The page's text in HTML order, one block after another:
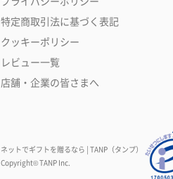
特定商取引法に基づく表記
クッキーポリシー
レビュー一覧
店舗・企業の皆さまへ
ネットでギフトを贈るなら | TANP（タンプ）
Copyright© TANP Inc.